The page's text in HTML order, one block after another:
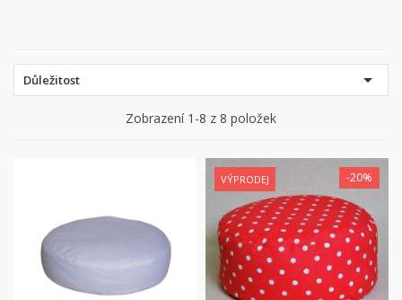
Důležitost 
Zobrazení 1-8 z 8 položek
VÝPRODEJ -20%